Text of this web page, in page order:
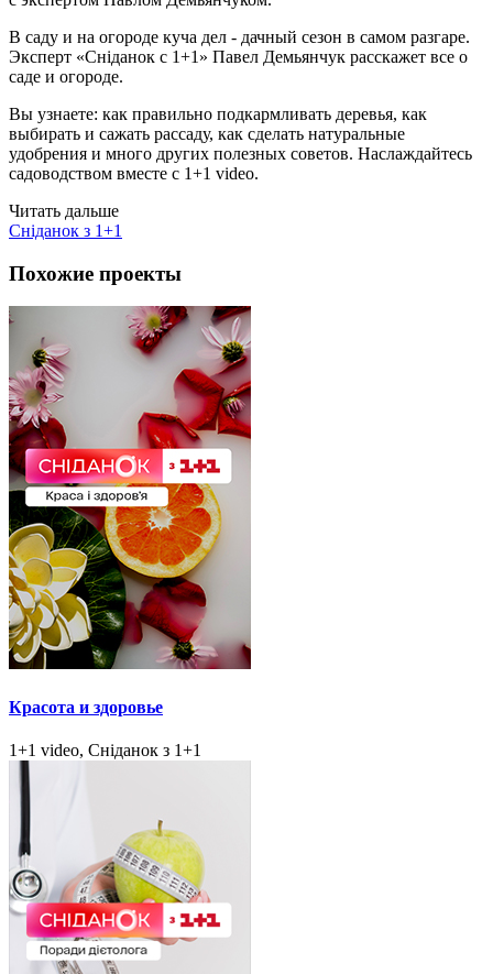
В саду и на огороде куча дел - дачный сезон в самом разгаре.
Эксперт «Сніданок с 1+1» Павел Демьянчук расскажет все о
саде и огороде.
Вы узнаете: как правильно подкармливать деревья, как
выбирать и сажать рассаду, как сделать натуральные
удобрения и много других полезных советов. Наслаждайтесь
садоводством вместе с 1+1 video.
Читать дальше
Сніданок з 1+1
Похожие проекты
Красота и здоровье
1+1 video, Сніданок з 1+1